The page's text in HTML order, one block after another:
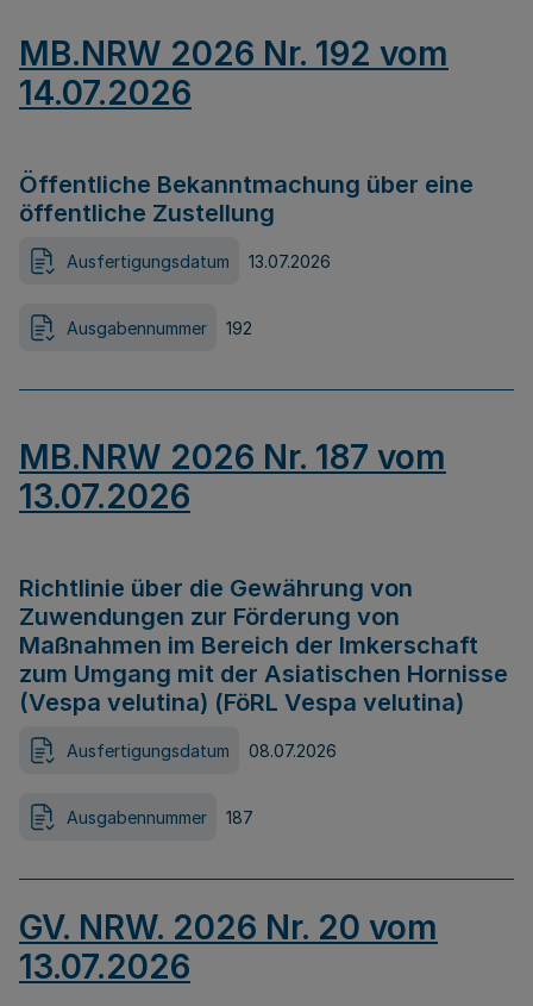
MB.NRW 2026 Nr. 192 vom
14.07.2026
Öffentliche Bekanntmachung über eine
öffentliche Zustellung
Ausfertigungsdatum 13.07.2026
Ausgabennummer 192
MB.NRW 2026 Nr. 187 vom
13.07.2026
Richtlinie über die Gewährung von
Zuwendungen zur Förderung von
Maßnahmen im Bereich der Imkerschaft
zum Umgang mit der Asiatischen Hornisse
(Vespa velutina) (FöRL Vespa velutina)
Ausfertigungsdatum 08.07.2026
Ausgabennummer 187
GV. NRW. 2026 Nr. 20 vom
13.07.2026